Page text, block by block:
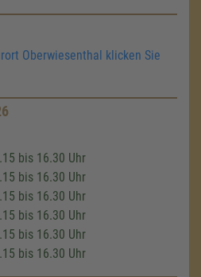
Oberwiesenthal klicken Sie
bis 16.30 Uhr
bis 16.30 Uhr
bis 16.30 Uhr
bis 16.30 Uhr
bis 16.30 Uhr
bis 16.30 Uhr